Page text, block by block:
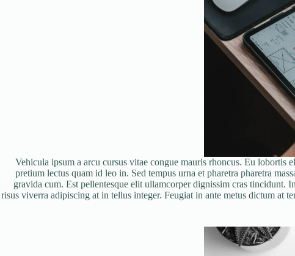
Vehicula ipsum a arcu cursus vitae congue mauris rhoncus. Eu lobortis
pretium lectus quam id leo in. Sed tempus urna et pharetra pharetra
gravida cum. Est pellentesque elit ullamcorper dignissim cras tincidunt.
risus viverra adipiscing at in tellus integer. Feugiat in ante metus dictum at